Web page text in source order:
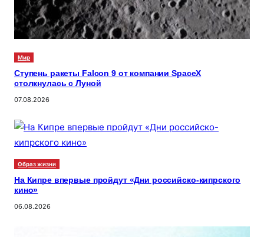
Мир
Ступень ракеты Falcon 9 от компании SpaceX
столкнулась с Луной
07.08.2026
Образ жизни
На Кипре впервые пройдут «Дни российско-кипрского
кино»
06.08.2026